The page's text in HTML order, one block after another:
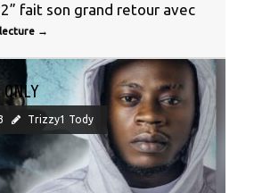
fait son grand retour avec
→
Trizzy1 Tody